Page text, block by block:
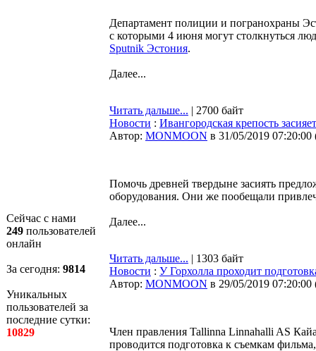
Сейчас с нами
249 пользователей
онлайн
За сегодня: 9814
Уникальных
пользователей за
последние сутки:
10829
Департамент полиции и погранохраны
с которыми 4 июня могут столкнуться
Sputnik Эстония.
Далее...
Читать дальше... | 2700 байт
Новости : Ивангородская крепость
Автор: MONMOON в 31/05/2019 07:20:00
Помочь древней твердыне засиять
оборудования. Они же пообещали
Далее...
Читать дальше... | 1303 байт
Новости : У Горхолла проходит
Автор: MONMOON в 29/05/2019 07:20:00
Член правления Tallinna Linnahalli AS
проводится подготовка к съемкам